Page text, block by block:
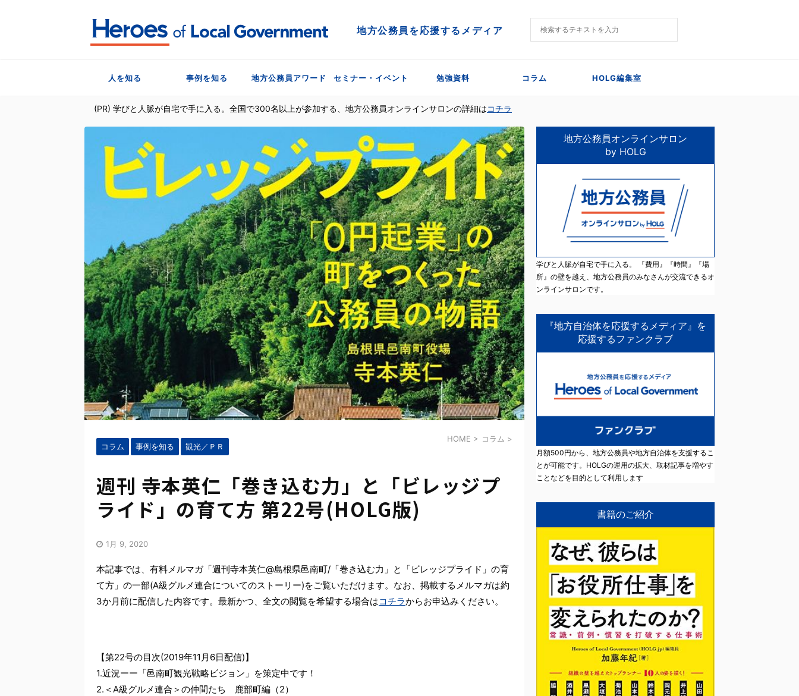
地方公務員を応援するメディア
人を知る 事例を知る 地方公務員アワード セミナー・イベント 勉強資料 コラム HOLG編集室
(PR) 学びと人脈が自宅で手に入る。全国で300名以上が参加する、地方公務員オンラインサロンの詳細はコチラ
HOME > コラム >
コラム
事例を知る 観光／ＰＲ
週刊 寺本英仁「巻き込む力」と「ビレッジプ
ライド」の育て方 第22号(HOLG版)
1月 9, 2020
本記事では、有料メルマガ「週刊寺本英仁@島根県邑南町/「巻き込む力」と「ビレッジプライド」の育
て方」の一部(A級グルメ連合についてのストーリー)をご覧いただけます。なお、掲載するメルマガは約
3か月前に配信した内容です。最新かつ、全文の閲覧を希望する場合はコチラからお申込みください。
【第22号の目次(2019年11月6日配信)】
1.近況ーー「邑南町観光戦略ビジョン」を策定中です！
2.＜A級グルメ連合＞の仲間たち 鹿部町編（2）
地方公務員オンラインサロン
by HOLG
学びと人脈が自宅で手に入る。 『費用』『時間』『場
所』の壁を越え、地方公務員のみなさんが交流できるオ
ンラインサロンです。
『地方自治体を応援するメディア』を
応援するファンクラブ
月額500円から、地方公務員や地方自治体を支援するこ
とが可能です。HOLGの運用の拡大、取材記事を増やす
ことなどを目的として利用します
書籍のご紹介